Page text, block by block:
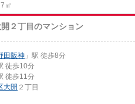
㎡
２丁目のマンション
田阪神 」駅 徒歩8分
徒歩10分
徒歩11分
大開 ２丁目